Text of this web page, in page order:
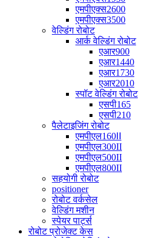
एमपीएक्स2600
एमपीएक्स3500
वेल्डिंग रोबोट
आर्क वेल्डिंग रोबोट
एआर900
एआर1440
एआर1730
एआर2010
स्पॉट वेल्डिंग रोबोट
एसपी165
एसपी210
पैलेटाइजिंग रोबोट
एमपीएल160Ⅱ
एमपीएल300II
एमपीएल500II
एमपीएल800II
सहयोगी रोबोट
positioner
रोबोट वर्कसेल
वेल्डिंग मशीन
स्पेयर पार्ट्स
रोबोट प्रोजेक्ट केस